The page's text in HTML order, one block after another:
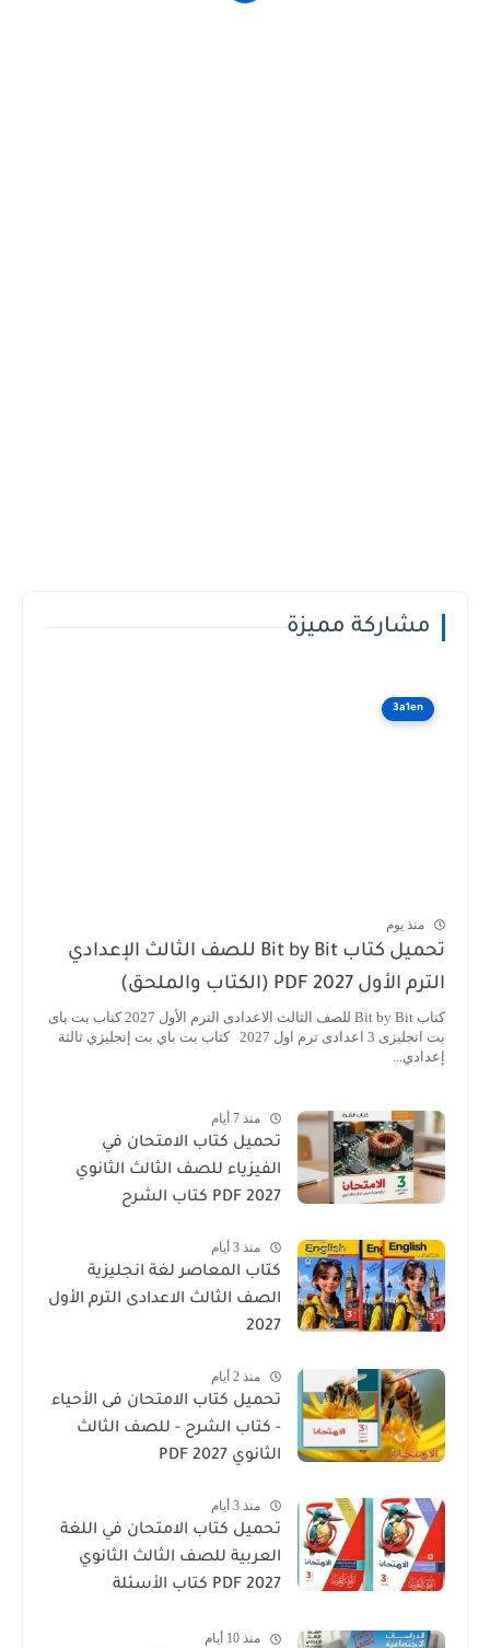
مشاركة مميزة
3a1en
منذ يوم
تحميل كتاب Bit by Bit للصف الثالث الإعدادي
الترم الأول 2027 PDF (الكتاب والملحق)
كتاب Bit by Bit للصف الثالث الاعدادى الترم الأول 2027 كتاب بت باى
بت انجليزى 3 اعدادى ترم اول 2027 كتاب بت باي بت إنجليزي ثالثة
إعدادي...
منذ 7 أيام
تحميل كتاب الامتحان في
الفيزياء للصف الثالث الثانوي
2027 PDF كتاب الشرح
منذ 3 أيام
كتاب المعاصر لغة انجليزية
الصف الثالث الاعدادى الترم الأول
2027
منذ 2 أيام
تحميل كتاب الامتحان فى الأحياء
- كتاب الشرح - للصف الثالث
الثانوي 2027 PDF
منذ 3 أيام
تحميل كتاب الامتحان في اللغة
العربية للصف الثالث الثانوي
2027 PDF كتاب الأسئلة
منذ 10 أيام